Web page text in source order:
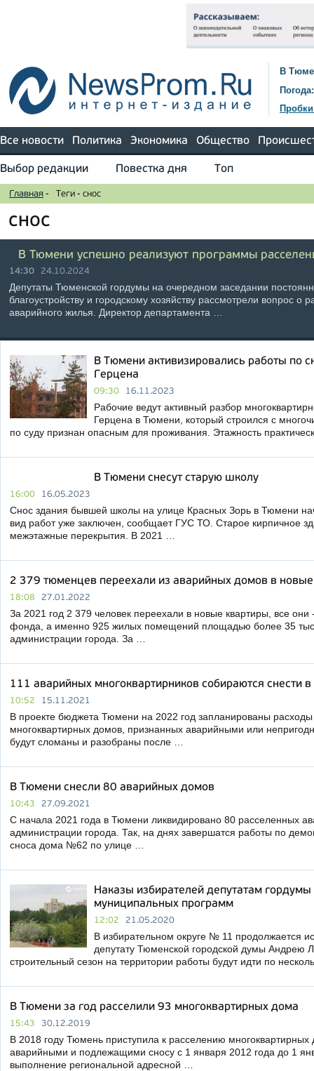
В
Погода:
Все новости Политика Экономика Общество
Выбор редакции Повестка дня Топ
Главная - Теги - снос
снос
В Тюмени успешно реализуют программы
14:30 24.10.2024
Депутаты Тюменской гордумы на очередном заседании
благоустройству и городскому хозяйству рассмотрели вопрос о
аварийного жилья. Директор департамента …
В Тюмени активизировались работы по
Герцена
09:30 16.11.2023
Рабочие ведут активный разбор
Герцена в Тюмени, который строился с
по суду признан опасным для проживания. Этажность
В Тюмени снесут старую школу
16:00 16.05.2023
Снос здания бывшей школы на улице Красных Зорь в Тюмени
вид работ уже заключен, сообщает ГУС ТО. Старое кирпичное
межэтажные перекрытия. В 2021 …
2 379 тюменцев переехали из аварийных домов в
18:08 27.01.2022
За 2021 год 2 379 человек переехали в новые квартиры, все
фонда, а именно 925 жилых помещений площадью более 35
администрации города. За …
111 аварийных многоквартирников собираются снести
10:52 15.11.2021
В проекте бюджета Тюмени на 2022 год запланированы
многоквартирных домов, признанных аварийными или
будут сломаны и разобраны после …
В Тюмени снесли 80 аварийных домов
10:43 27.09.2021
С начала 2021 года в Тюмени ликвидировано 80 расселенных
администрации города. Так, на днях завершатся работы по
сноса дома №62 по улице …
Наказы избирателей депутатам
муниципальных программ
12:02 21.05.2020
В избирательном округе № 11 продолжается
депутату Тюменской городской думы Андрею
строительный сезон на территории работы будут идти по
В Тюмени за год расселили 93 многоквартирных дома
15:43 30.12.2019
В 2018 году Тюмень приступила к расселению
аварийными и подлежащими сносу с 1 января 2012 года до 1
выполнение региональной адресной …